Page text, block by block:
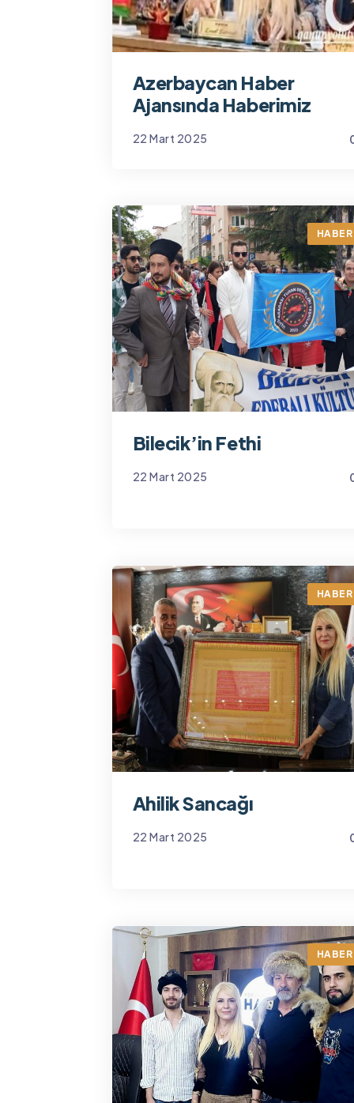
Azerbaycan Haber
Ajansında Haberimiz
22 Mart 2025
HABER
Bilecik’in Fethi
22 Mart 2025
HABER
Ahilik Sancağı
22 Mart 2025
HABER